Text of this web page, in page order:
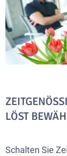
LÖST
Schalten Sie